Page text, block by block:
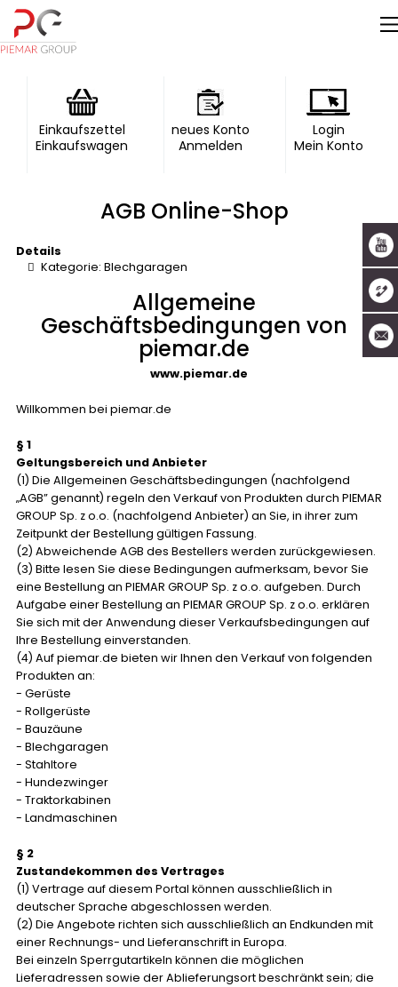
Einkaufszettel
Einkaufswagen
neues Konto
Anmelden
Login
Mein Konto
AGB Online-Shop
Details
Kategorie: Blechgaragen
Allgemeine
Geschäftsbedingungen von
piemar.de
www.piemar.de
Willkommen bei piemar.de
§ 1
Geltungsbereich und Anbieter
(1) Die Allgemeinen Geschäftsbedingungen (nachfolgend
„AGB” genannt) regeln den Verkauf von Produkten durch PIEMAR
GROUP Sp. z o.o. (nachfolgend Anbieter) an Sie, in ihrer zum
Zeitpunkt der Bestellung gültigen Fassung.
(2) Abweichende AGB des Bestellers werden zurückgewiesen.
(3) Bitte lesen Sie diese Bedingungen aufmerksam, bevor Sie
eine Bestellung an PIEMAR GROUP Sp. z o.o. aufgeben. Durch
Aufgabe einer Bestellung an PIEMAR GROUP Sp. z o.o. erklären
Sie sich mit der Anwendung dieser Verkaufsbedingungen auf
Ihre Bestellung einverstanden.
(4) Auf piemar.de bieten wir Ihnen den Verkauf von folgenden
Produkten an:
- Gerüste
- Rollgerüste
- Bauzäune
- Blechgaragen
- Stahltore
- Hundezwinger
- Traktorkabinen
- Landmaschinen
§ 2
Zustandekommen des Vertrages
(1) Vertrage auf diesem Portal können ausschließlich in
deutscher Sprache abgeschlossen werden.
(2) Die Angebote richten sich ausschließlich an Endkunden mit
einer Rechnungs- und Lieferanschrift in Europa.
Bei einzeln Sperrgutartikeln können die möglichen
Lieferadressen sowie der Ablieferungsort beschränkt sein; die